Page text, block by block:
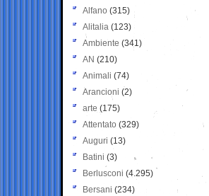
Alfano (315)
Alitalia (123)
Ambiente (341)
AN (210)
Animali (74)
Arancioni (2)
arte (175)
Attentato (329)
Auguri (13)
Batini (3)
Berlusconi (4.295)
Bersani (234)